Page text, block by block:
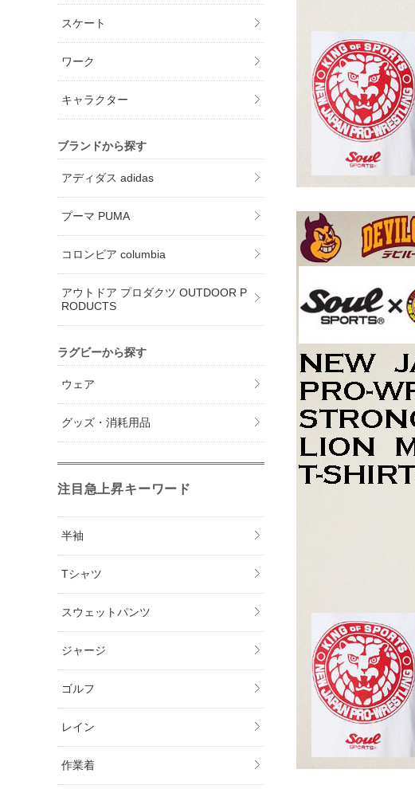
スケート
ワーク
キャラクター
ブランドから探す
アディダス adidas
プーマ PUMA
コロンビア columbia
アウトドア プロダクツ OUTDOOR P
RODUCTS
ラグビーから探す
ウェア
グッズ・消耗用品
注目急上昇キーワード
半袖
Tシャツ
スウェットパンツ
ジャージ
ゴルフ
レイン
作業着